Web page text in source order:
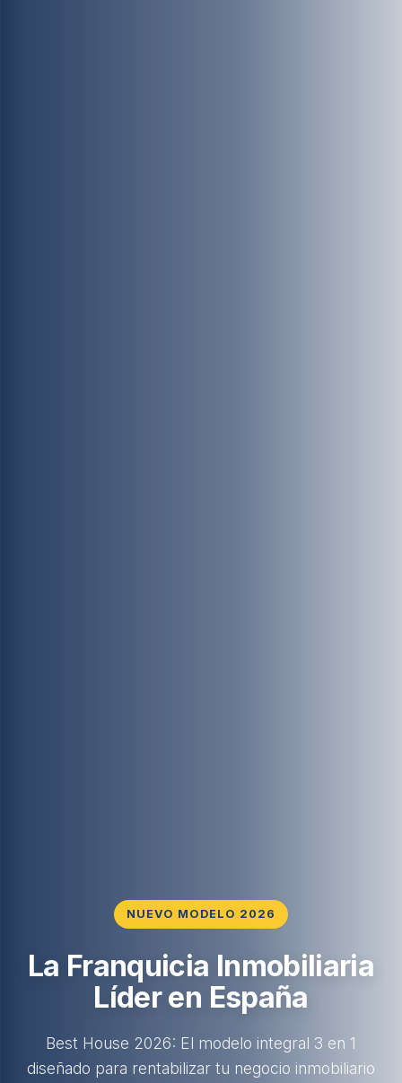
NUEVO MODELO 2026
La Franquicia Inmobiliaria
Líder en España
Best House 2026: El modelo integral 3 en 1
diseñado para rentabilizar tu negocio inmobiliario